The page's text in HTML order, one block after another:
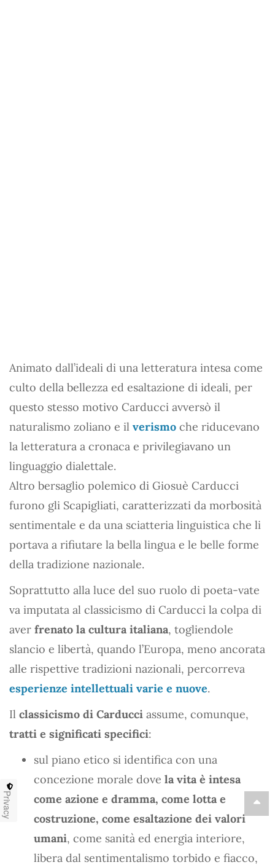
Animato dall’ideali di una letteratura intesa come
culto della bellezza ed esaltazione di ideali, per
questo stesso motivo Carducci avversò il
naturalismo zoliano e il verismo che riducevano
la letteratura a cronaca e privilegiavano un
linguaggio dialettale.
Altro bersaglio polemico di Giosuè Carducci
furono gli Scapigliati, caratterizzati da morbosità
sentimentale e da una sciatteria linguistica che li
portava a rifiutare la bella lingua e le belle forme
della tradizione nazionale.
Soprattutto alla luce del suo ruolo di poeta-vate
va imputata al classicismo di Carducci la colpa di
aver frenato la cultura italiana, togliendole
slancio e libertà, quando l’Europa, meno ancorata
alle rispettive tradizioni nazionali, percorreva
esperienze intellettuali varie e nuove.
Il classicismo di Carducci assume, comunque,
tratti e significati specifici:
sul piano etico si identifica con una
concezione morale dove la vita è intesa
come azione e dramma, come lotta e
costruzione, come esaltazione dei valori
umani, come sanità ed energia interiore,
libera dal sentimentalismo torbido e fiacco,
Privacy